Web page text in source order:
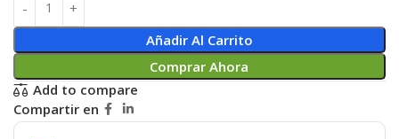
Añadir Al Carrito
Comprar Ahora
Add to compare
Compartir en